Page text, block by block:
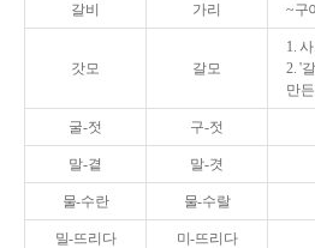
갈비 가리 ~구
갓모 갈모
1.
2. '
만
굴-젓 구-젓
말-곁 말-겻
물-수란 물-수랄
밀-뜨리다 미-뜨리다